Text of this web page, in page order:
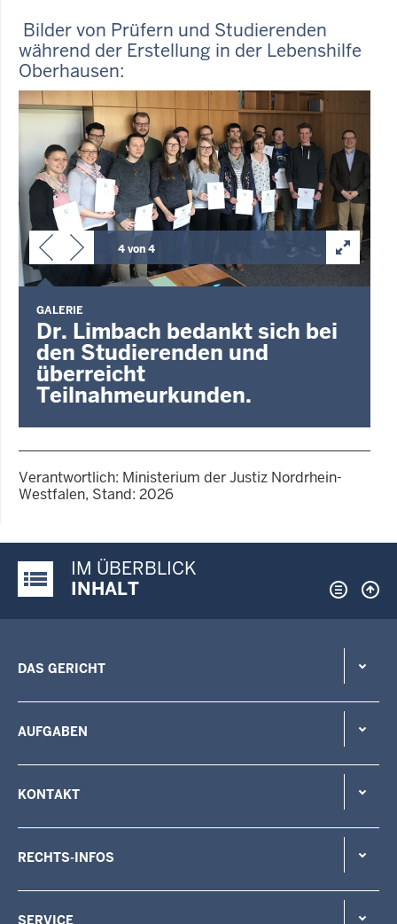
Bilder von Prüfern und Studierenden
während der Erstellung in der Lebenshilfe
Oberhausen:
4 von 4
GALERIE
Dr. Limbach bedankt sich bei
den Studierenden und
überreicht
Teilnahmeurkunden.
Verantwortlich: Ministerium der Justiz Nordrhein-
Westfalen, Stand: 2026
Justiz-Portal im Überblick:
IM ÜBERBLICK
INHALT
DAS GERICHT
AUFGABEN
KONTAKT
RECHTS-INFOS
SERVICE